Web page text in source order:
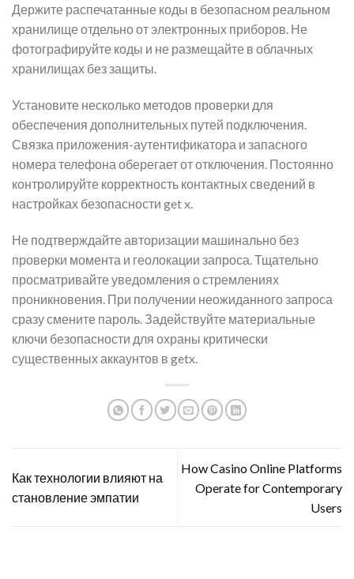
Держите распечатанные коды в безопасном реальном
хранилище отдельно от электронных приборов. Не
фотографируйте коды и не размещайте в облачных
хранилищах без защиты.
Установите несколько методов проверки для
обеспечения дополнительных путей подключения.
Связка приложения-аутентификатора и запасного
номера телефона оберегает от отключения. Постоянно
контролируйте корректность контактных сведений в
настройках безопасности get x.
Не подтверждайте авторизации машинально без
проверки момента и геолокации запроса. Тщательно
просматривайте уведомления о стремлениях
проникновения. При получении неожиданного запроса
сразу смените пароль. Задействуйте материальные
ключи безопасности для охраны критически
существенных аккаунтов в getx.
Как технологии влияют на
становление эмпатии
How Casino Online Platforms
Operate for Contemporary
Users